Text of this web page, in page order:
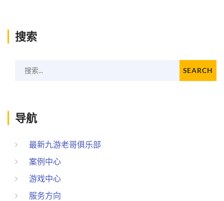
搜索
搜索... SEARCH
导航
最新九游老哥俱乐部
案例中心
游戏中心
服务方向